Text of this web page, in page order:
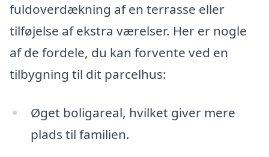
fuldoverdækning af en terrasse eller
tilføjelse af ekstra værelser. Her er nogle
af de fordele, du kan forvente ved en
tilbygning til dit parcelhus:
Øget boligareal, hvilket giver mere
plads til familien.